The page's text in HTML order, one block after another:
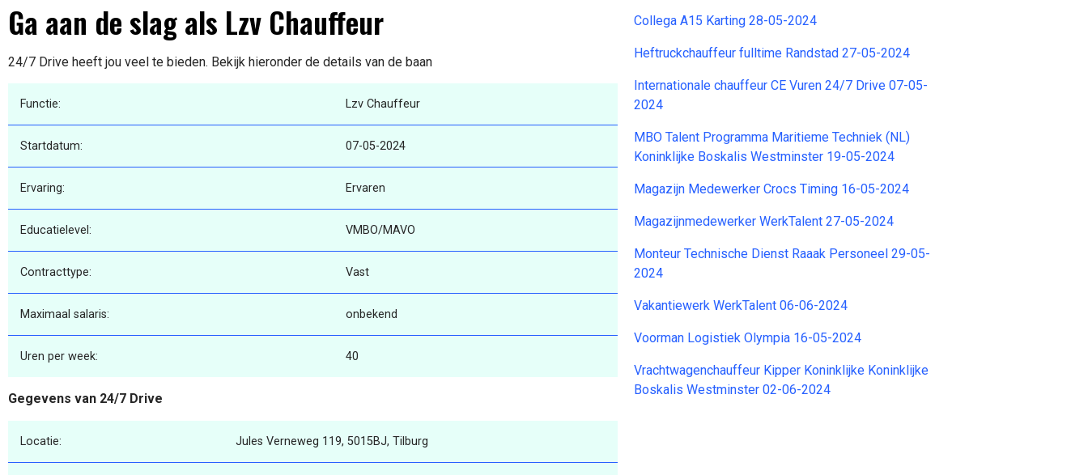
Ga aan de slag als Lzv Chauffeur
24/7 Drive heeft jou veel te bieden. Bekijk hieronder de details van de baan
Functie: Lzv Chauffeur
Startdatum: 07-05-2024
Ervaring: Ervaren
Educatielevel: VMBO/MAVO
Contracttype: Vast
Maximaal salaris: onbekend
Uren per week: 40
Gegevens van 24/7 Drive
Locatie: Jules Verneweg 119, 5015BJ, Tilburg
Collega A15 Karting 28-05-2024
Heftruckchauffeur fulltime Randstad 27-05-2024
Internationale chauffeur CE Vuren 24/7 Drive 07-05-
2024
MBO Talent Programma Maritieme Techniek (NL)
Koninklijke Boskalis Westminster 19-05-2024
Magazijn Medewerker Crocs Timing 16-05-2024
Magazijnmedewerker WerkTalent 27-05-2024
Monteur Technische Dienst Raaak Personeel 29-05-
2024
Vakantiewerk WerkTalent 06-06-2024
Voorman Logistiek Olympia 16-05-2024
Vrachtwagenchauffeur Kipper Koninklijke Koninklijke
Boskalis Westminster 02-06-2024